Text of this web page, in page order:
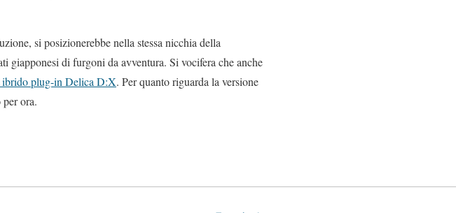
si posizionerebbe nella stessa nicchia della
giapponesi di furgoni da avventura. Si vocifera che anche
ibrido plug-in Delica D:X. Per quanto riguarda la versione
ora.